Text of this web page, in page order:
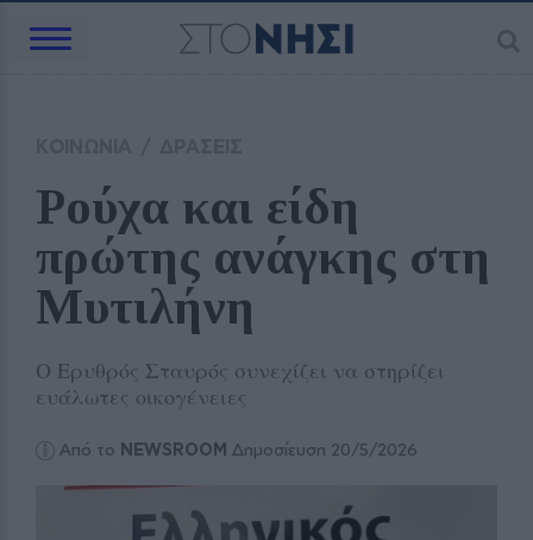
Ρούχα και είδη
πρώτης ανάγκης στη
Μυτιλήνη
Ο Ερυθρός Σταυρός συνεχίζει να στηρίζει
ευάλωτες οικογένειες
Από το NEWSROOM Δημοσίευση 20/5/2026